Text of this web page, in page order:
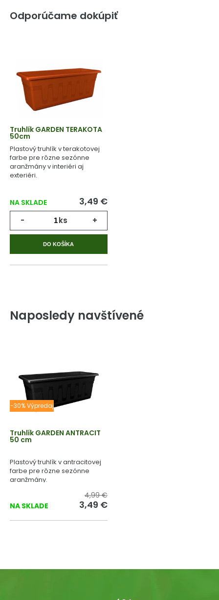
Odporúčame dokúpiť
Truhlík GARDEN TERAKOTA
50cm
Plastový truhlík v terakotovej
farbe pre rôzne sezónne
aranžmány v interiéri aj
exteriéri.
NA SKLADE 3,49 €
- ks +
DO KOŠÍKA
Naposledy navštívené
-30% Výpredaj
Truhlík GARDEN ANTRACIT
50 cm
Plastový truhlík v antracitovej
farbe pre rôzne sezónne
aranžmány.
NA SKLADE
4,99 €
3,49 €